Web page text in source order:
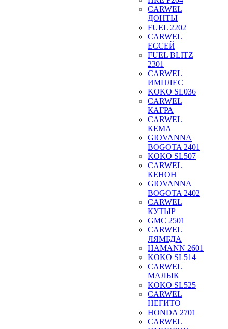
CARWEL
ДОНТЫ
FUEL 2202
CARWEL
ЕССЕЙ
FUEL BLITZ
2301
CARWEL
ИМПЛЕС
KOKO SL036
CARWEL
КАГРА
CARWEL
КЕМА
GIOVANNA
BOGOTA 2401
KOKO SL507
CARWEL
КЕНОН
GIOVANNA
BOGOTA 2402
CARWEL
КУТЫР
GMC 2501
CARWEL
ЛЯМБДА
HAMANN 2601
KOKO SL514
CARWEL
МАЛЫК
KOKO SL525
CARWEL
НЕГИТО
HONDA 2701
CARWEL